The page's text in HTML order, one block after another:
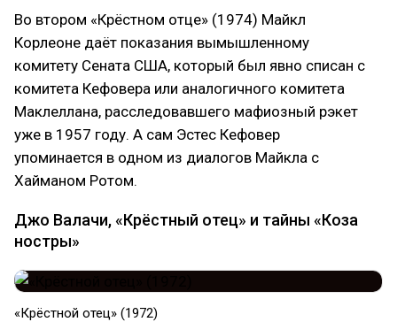
Во втором «Крёстном отце» (1974) Майкл
Корлеоне даёт показания вымышленному
комитету Сената США, который был явно списан с
комитета Кефовера или аналогичного комитета
Маклеллана, расследовавшего мафиозный рэкет
уже в 1957 году. А сам Эстес Кефовер
упоминается в одном из диалогов Майкла с
Хайманом Ротом.
Джо Валачи, «Крёстный отец» и тайны «Коза
ностры»
«Крёстной отец» (1972)